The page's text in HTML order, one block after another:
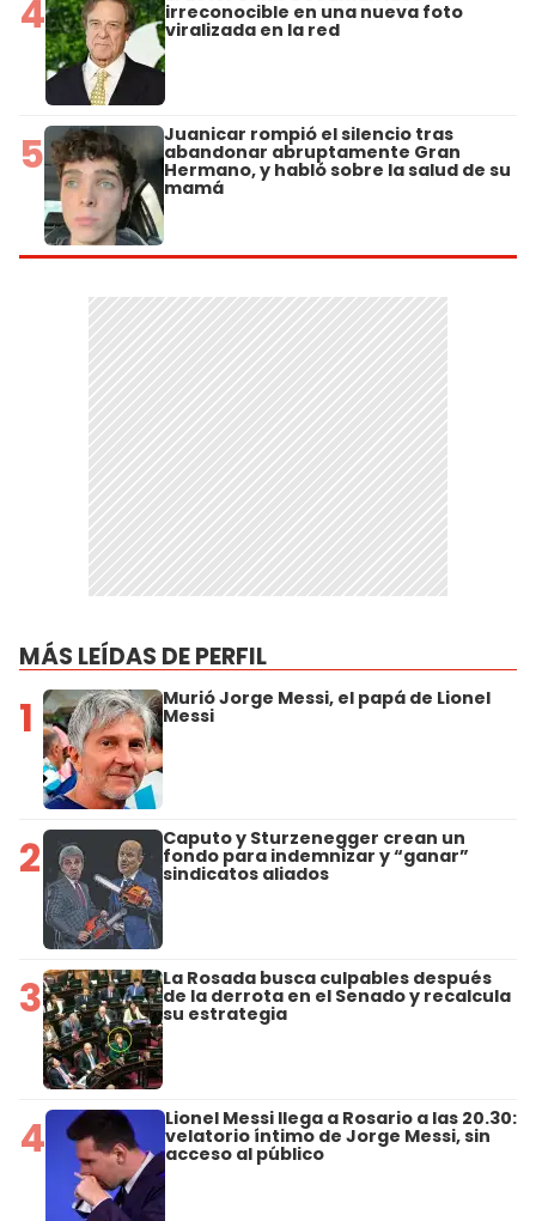
4 irreconocible en una nueva foto
viralizada en la red
5 Juanicar rompió el silencio tras
abandonar abruptamente Gran
Hermano, y habló sobre la salud de su
mamá
MÁS LEÍDAS DE PERFIL
1 Murió Jorge Messi, el papá de Lionel
Messi
2 Caputo y Sturzenegger crean un
fondo para indemnizar y “ganar”
sindicatos aliados
3 La Rosada busca culpables después
de la derrota en el Senado y recalcula
su estrategia
4 Lionel Messi llega a Rosario a las 20.30:
velatorio íntimo de Jorge Messi, sin
acceso al público